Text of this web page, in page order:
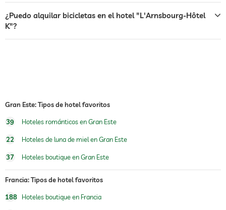
servicio de habitaciones
caja fuerte
perros permitidos
alquiler de bicicletas
deportes de agua pesca
equitación
oferta de masajes
masajes para el bienestar
¿Puedo alquilar bicicletas en el hotel "L'Arnsbourg-Hôtel
K"?
Gran Este: Tipos de hotel favoritos
39 Hoteles románticos en Gran Este
22 Hoteles de luna de miel en Gran Este
37 Hoteles boutique en Gran Este
Francia: Tipos de hotel favoritos
188 Hoteles boutique en Francia